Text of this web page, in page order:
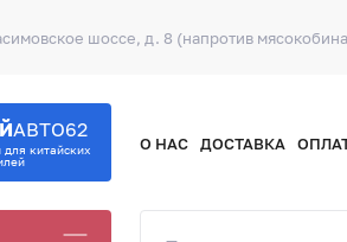
шоссе, д. 8 (напротив
АВТО62
для китайских
О НАС ДОСТАВКА